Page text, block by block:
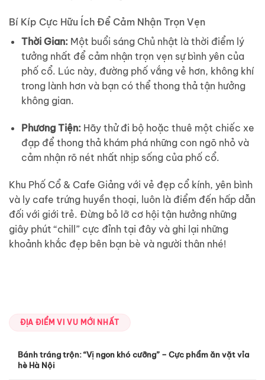
Bí Kíp Cực Hữu Ích Để Cảm Nhận Trọn Vẹn
Thời Gian:Một buổi sáng Chủ nhật là thời điểm lý
tưởng nhất để cảm nhận trọn vẹn sự bình yên của
phố cổ. Lúc này, đường phố vắng vẻ hơn, không khí
trong lành hơn và bạn có thể thong thả tận hưởng
không gian.
Phương Tiện:Hãy thử đi bộ hoặc thuê một chiếc xe
đạp để thong thả khám phá những con ngõ nhỏ và
cảm nhận rõ nét nhất nhịp sống của phố cổ.
Khu Phố Cổ & Cafe Giảng với vẻ đẹp cổ kính, yên bình
và ly cafe trứng huyền thoại, luôn là điểm đến hấp dẫn
đối với giới trẻ. Đừng bỏ lỡ cơ hội tận hưởng những
giây phút “chill” cực đỉnh tại đây và ghi lại những
khoảnh khắc đẹp bên bạn bè và người thân nhé!
ĐỊA ĐIỂM VI VU MỚI NHẤT
Bánh tráng trộn: “Vị ngon khó cưỡng” – Cực phẩm ăn vặt vỉa
hè Hà Nội